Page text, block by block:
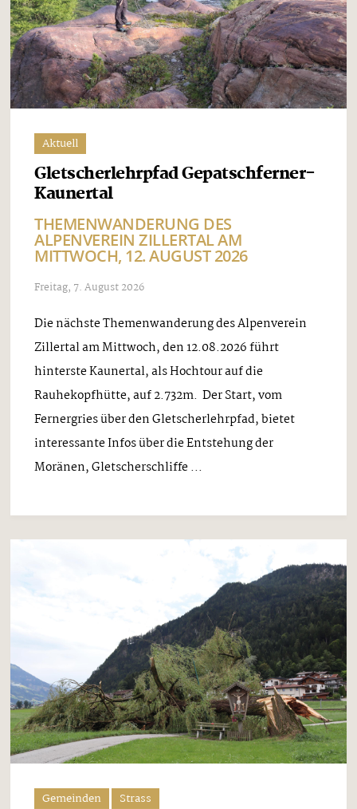
Aktuell
Gletscherlehrpfad Gepatschferner-
Kaunertal
THEMENWANDERUNG DES
ALPENVEREIN ZILLERTAL AM
MITTWOCH, 12. AUGUST 2026
Freitag, 7. August 2026
Die nächste Themenwanderung des Alpenverein
Zillertal am Mittwoch, den 12.08.2026 führt
hinterste Kaunertal, als Hochtour auf die
Rauhekopfhütte, auf 2.732m. Der Start, vom
Fernergries über den Gletscherlehrpfad, bietet
interessante Infos über die Entstehung der
Moränen, Gletscherschliffe ...
Gemeinden Strass